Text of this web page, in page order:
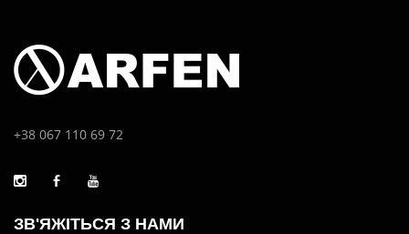
+38 067 110 69 72
ЗВ'ЯЖІТЬСЯ З НАМИ